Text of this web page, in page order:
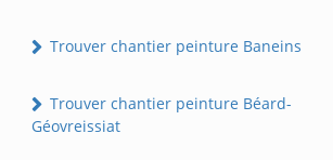
Trouver chantier peinture Baneins
Trouver chantier peinture Béard-
Géovreissiat